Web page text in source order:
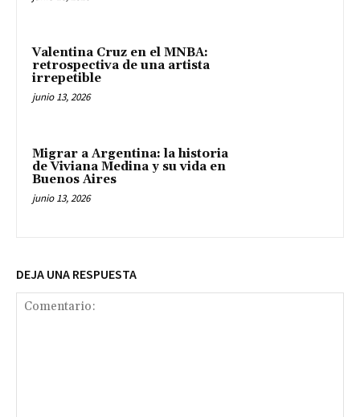
Valentina Cruz en el MNBA:
retrospectiva de una artista
irrepetible
junio 13, 2026
Migrar a Argentina: la historia
de Viviana Medina y su vida en
Buenos Aires
junio 13, 2026
DEJA UNA RESPUESTA